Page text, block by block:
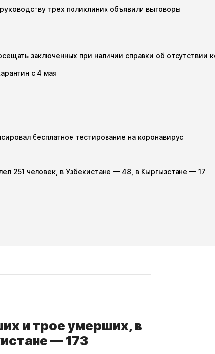
трех поликлиник объявили выговоры
заключенных при наличии справки об отсутствии
с 4 мая
бесплатное тестирование на коронавирус
251 человек, в Узбекистане — 48, в Кыргызстане — 17
и трое умерших, в
— 173